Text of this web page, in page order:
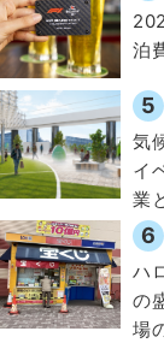
泊
5
気
イ
業
6
ハ
の
場